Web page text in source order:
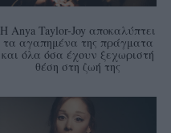
Η Anya Taylor-Joy αποκαλύπτει
τα αγαπημένα της πράγματα
και όλα όσα έχουν ξεχωριστή
θέση στη ζωή της